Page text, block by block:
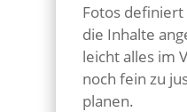
Fotos definiert
die Inhalte
leicht alles im
noch fein zu
planen.